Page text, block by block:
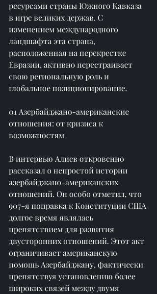
ресурсами страны Южного Кавказа
в игре великих держав. С
изменением международного
ландшафта эта страна,
расположенная на перекрестке
Евразии, активно перестраивает
свою региональную роль и
глобальное позиционирование.
01 Азербайджано-американские
отношения: от кризиса к
возможностям
В интервью Алиев откровенно
рассказал о непростой истории
азербайджано-американских
отношений. Он особо отметил, что
907-я поправка к Конституции США
долгое время являлась
препятствием для развития
двусторонних отношений. Этот акт
ограничивает американскую
помощь Азербайджану, фактически
препятствуя установлению более
широких связей между двумя